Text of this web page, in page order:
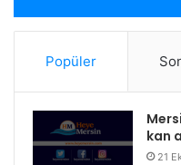
Popüler
kan
21